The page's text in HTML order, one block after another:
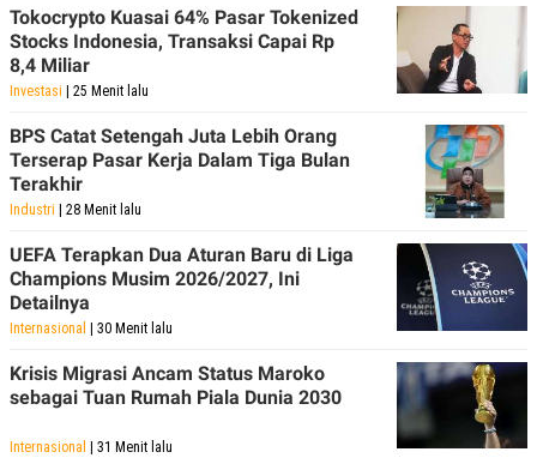
Tokocrypto Kuasai 64% Pasar Tokenized
Stocks Indonesia, Transaksi Capai Rp
8,4 Miliar
Investasi | 25 Menit lalu
BPS Catat Setengah Juta Lebih Orang
Terserap Pasar Kerja Dalam Tiga Bulan
Terakhir
Industri | 28 Menit lalu
UEFA Terapkan Dua Aturan Baru di Liga
Champions Musim 2026/2027, Ini
Detailnya
Internasional | 30 Menit lalu
Krisis Migrasi Ancam Status Maroko
sebagai Tuan Rumah Piala Dunia 2030
Internasional | 31 Menit lalu